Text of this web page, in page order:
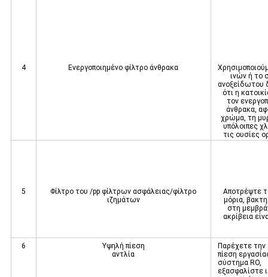
4 Ενεργοποιημένο φίλτρο άνθρακα
ινών ή το
ανοξείδωτου
ότι η
τον
άνθρακα,
χρώμα, τη
υπόλοιπες
τις ουσίες
5
Φίλτρο του /pp φίλτρων ασφάλειας/φίλτρο
ιζημάτων
Αποτρέψτε
μόρια,
στη
ακρίβεια
6
Υψηλή πίεση
αντλία
Παρέχετε την
πίεση
σύστημα RO,
εξασφαλίστε